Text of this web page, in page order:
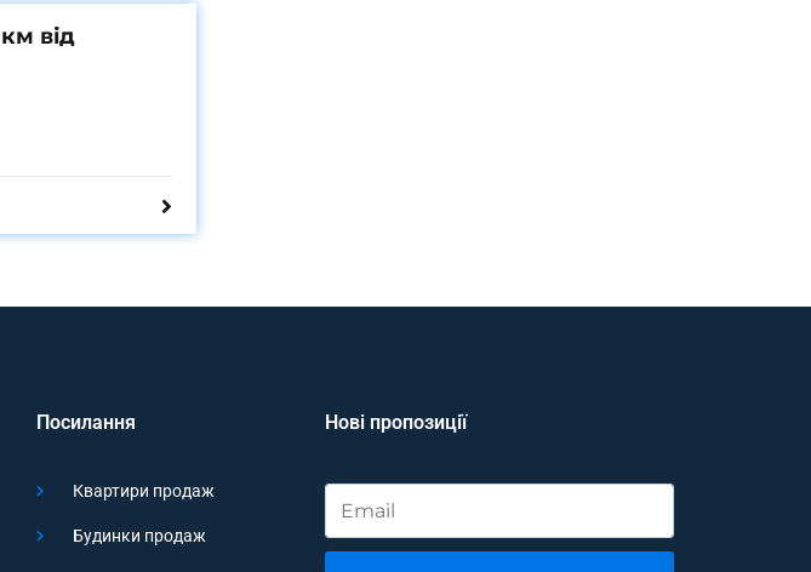
від
Посилання
Квартири продаж
Будинки продаж
Нові пропозиції